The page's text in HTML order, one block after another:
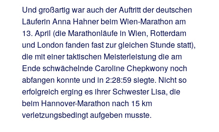
Und großartig war auch der Auftritt der deutschen
Läuferin Anna Hahner beim Wien-Marathon am
13. April (die Marathonläufe in Wien, Rotterdam
und London fanden fast zur gleichen Stunde statt),
die mit einer taktischen Meisterleistung die am
Ende schwächelnde Caroline Chepkwony noch
abfangen konnte und in 2:28:59 siegte. Nicht so
erfolgreich erging es ihrer Schwester Lisa, die
beim Hannover-Marathon nach 15 km
verletzungsbedingt aufgeben musste.